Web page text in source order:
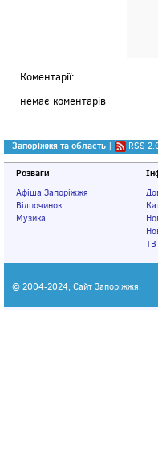
Коментарії:
немає коментарів
Запоріжжя та область | RSS
Розваги
Афіша Запоріжжя
Відпочинок
Музика
© 2004-2024, Сайт Запоріжжя.